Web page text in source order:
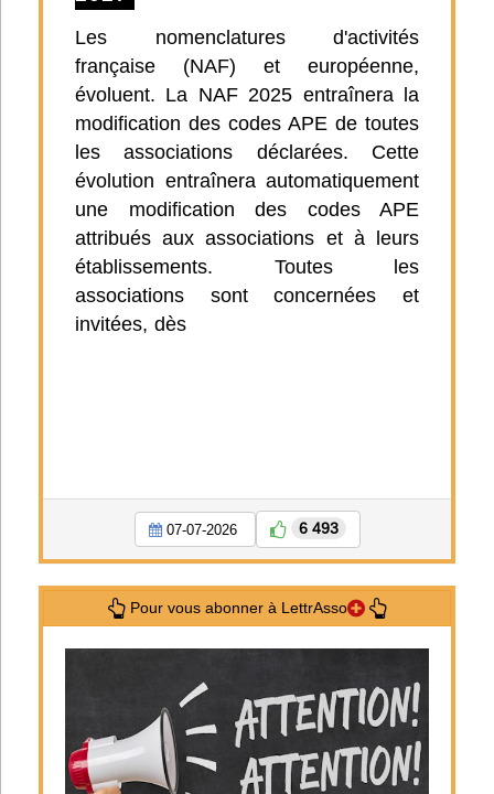
Les nomenclatures d'activités
française (NAF) et européenne,
évoluent. La NAF 2025 entraînera la
modification des codes APE de toutes
les associations déclarées. Cette
évolution entraînera automatiquement
une modification des codes APE
attribués aux associations et à leurs
établissements. Toutes les
associations sont concernées et
invitées, dès
07-07-2026 6 493
Pour vous abonner à LettrAsso